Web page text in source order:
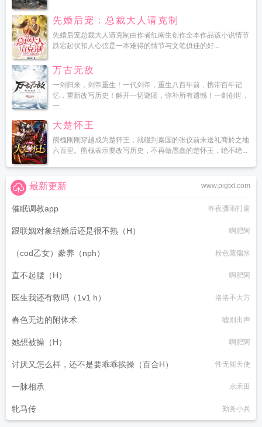
先婚后宠：总裁大人请克制
先婚后宠总裁大人请克制由作者红南生创作全本作品该小说情节
跌宕起伏扣人心弦是一本难得的情节与文笔俱佳的好...
万古无敌
一剑归来，剑帝重生！一代剑帝，重生八百年前，携带百年记
忆，重新改写历史！解开一切谜团，弥补所有遗憾！一剑创世，
一...
大楚怀王
熊槐刚刚穿越成为楚怀王，就碰到秦国的张仪前来送礼商於之地
六百里。熊槐表示要改写历史，不再做愚蠢的楚怀王，绝不绝...
www.pigtxt.com
最新更新
催眠调教app 昨夜骤雨打窗
跟联姻对象结婚后还是很不熟（H） 啊肥阿
（cod乙女）豢养（nph） 粉色蒸馏水
直不起腰（H） 啊肥阿
医生我还有救吗（1v1 h） 洛洛不大方
春色无边的附体术 嘘别出声
她想被操（H） 啊肥阿
讨厌又怎么样，还不是要乖乖挨操（百合H） 性无能天使
一脉相承 水禾田
牝马传 勤务小兵